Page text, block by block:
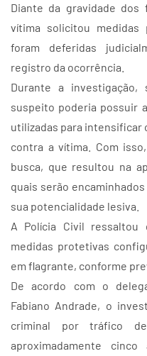
Diante da gravidade
vítima solicitou medidas
foram deferidas
registro da ocorrência.
Durante a
suspeito poderia possuir
utilizadas para intensificar
contra a vítima. Com
busca, que resultou na
quais serão
sua potencialidade lesiva.
A Polícia Civil ressaltou
medidas protetivas
em flagrante, conforme
De acordo com o
Fabiano Andrade, o
criminal por tráfico
aproximadamente